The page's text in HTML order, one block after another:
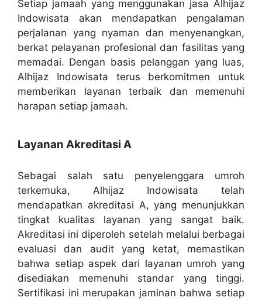
Setiap jamaah yang menggunakan jasa Alhijaz
Indowisata akan mendapatkan pengalaman
perjalanan yang nyaman dan menyenangkan,
berkat pelayanan profesional dan fasilitas yang
memadai. Dengan basis pelanggan yang luas,
Alhijaz Indowisata terus berkomitmen untuk
memberikan layanan terbaik dan memenuhi
harapan setiap jamaah.
Layanan Akreditasi A
Sebagai salah satu penyelenggara umroh
terkemuka, Alhijaz Indowisata telah
mendapatkan akreditasi A, yang menunjukkan
tingkat kualitas layanan yang sangat baik.
Akreditasi ini diperoleh setelah melalui berbagai
evaluasi dan audit yang ketat, memastikan
bahwa setiap aspek dari layanan umroh yang
disediakan memenuhi standar yang tinggi.
Sertifikasi ini merupakan jaminan bahwa setiap